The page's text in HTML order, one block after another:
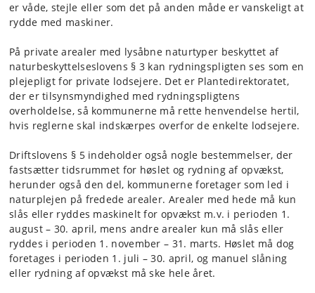
er våde, stejle eller som det på anden måde er vanskeligt at
rydde med maskiner.
På private arealer med lysåbne naturtyper beskyttet af
naturbeskyttelseslovens § 3 kan rydningspligten ses som en
plejepligt for private lodsejere. Det er Plantedirektoratet,
der er tilsynsmyndighed med rydningspligtens
overholdelse, så kommunerne må rette henvendelse hertil,
hvis reglerne skal indskærpes overfor de enkelte lodsejere.
Driftslovens § 5 indeholder også nogle bestemmelser, der
fastsætter tidsrummet for høslet og rydning af opvækst,
herunder også den del, kommunerne foretager som led i
naturplejen på fredede arealer. Arealer med hede må kun
slås eller ryddes maskinelt for opvækst m.v. i perioden 1.
august – 30. april, mens andre arealer kun må slås eller
ryddes i perioden 1. november – 31. marts. Høslet må dog
foretages i perioden 1. juli – 30. april, og manuel slåning
eller rydning af opvækst må ske hele året.